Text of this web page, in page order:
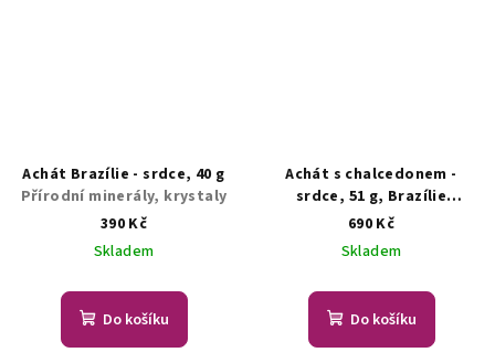
Achát Brazílie - srdce, 40 g
Přírodní minerály, krystaly
390 Kč
Skladem
Do košíku
Achát s chalcedonem -
srdce, 51 g, Brazílie
Přírodní minerály, krystaly
690 Kč
Skladem
Do košíku